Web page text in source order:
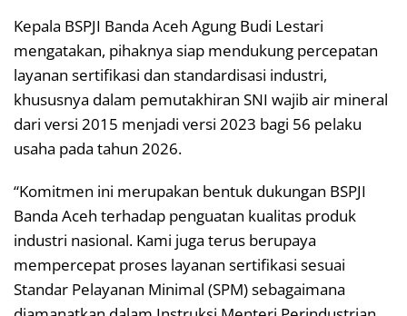
Kepala BSPJI Banda Aceh Agung Budi Lestari
mengatakan, pihaknya siap mendukung percepatan
layanan sertifikasi dan standardisasi industri,
khususnya dalam pemutakhiran SNI wajib air mineral
dari versi 2015 menjadi versi 2023 bagi 56 pelaku
usaha pada tahun 2026.
“Komitmen ini merupakan bentuk dukungan BSPJI
Banda Aceh terhadap penguatan kualitas produk
industri nasional. Kami juga terus berupaya
mempercepat proses layanan sertifikasi sesuai
Standar Pelayanan Minimal (SPM) sebagaimana